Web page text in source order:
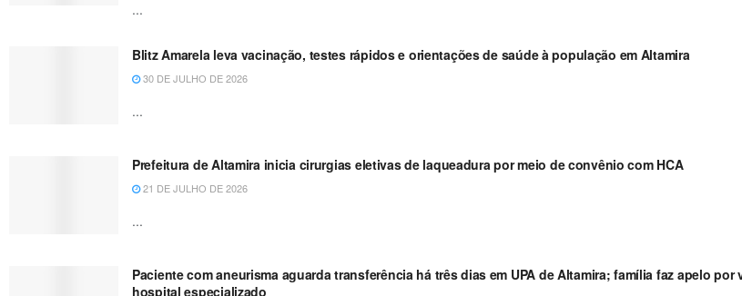
...
Blitz Amarela leva vacinação, testes rápidos e orientações de saúde à população em Altamira
30 DE JULHO DE 2026
...
Prefeitura de Altamira inicia cirurgias eletivas de laqueadura por meio de convênio com HCA
21 DE JULHO DE 2026
...
Paciente com aneurisma aguarda transferência há três dias em UPA de Altamira; família faz apelo por
hospital especializado